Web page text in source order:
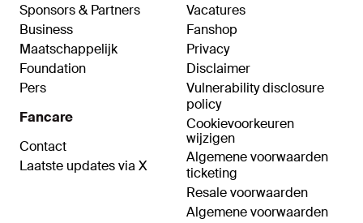
Sponsors & Partners
Business
Maatschappelijk
Foundation
Pers
Fancare
Contact
Laatste updates via X
Vacatures
Fanshop
Privacy
Disclaimer
Vulnerability disclosure
policy
Cookievoorkeuren
wijzigen
Algemene voorwaarden
ticketing
Resale voorwaarden
Algemene voorwaarden